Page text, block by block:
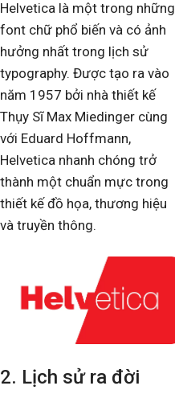
Helvetica là một trong những
font chữ phổ biến và có ảnh
hưởng nhất trong lịch sử
typography. Được tạo ra vào
năm 1957 bởi nhà thiết kế
Thụy Sĩ Max Miedinger cùng
với Eduard Hoffmann,
Helvetica nhanh chóng trở
thành một chuẩn mực trong
thiết kế đồ họa, thương hiệu
và truyền thông.
2. Lịch sử ra đời